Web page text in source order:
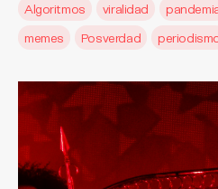
Algoritmos
viralidad
memes
Posverdad